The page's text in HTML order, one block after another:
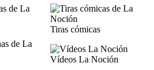
Tiras cómicas
Vídeos La Noción